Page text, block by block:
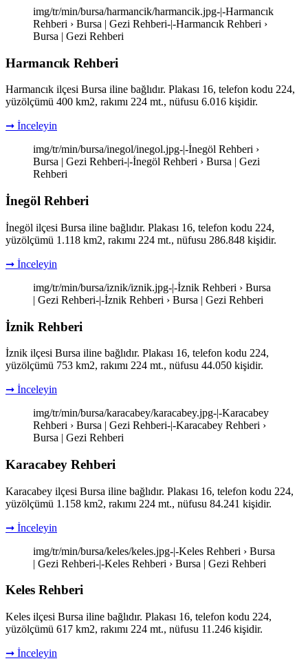
img/tr/min/bursa/harmancik/harmancik.jpg-|-Harmancık
Rehberi › Bursa | Gezi Rehberi-|-Harmancık Rehberi ›
Bursa | Gezi Rehberi
Harmancık Rehberi
Harmancık ilçesi Bursa iline bağlıdır. Plakası 16, telefon kodu 224,
yüzölçümü 400 km2, rakımı 224 mt., nüfusu 6.016 kişidir.
➞ İnceleyin
img/tr/min/bursa/inegol/inegol.jpg-|-İnegöl Rehberi ›
Bursa | Gezi Rehberi-|-İnegöl Rehberi › Bursa | Gezi
Rehberi
İnegöl Rehberi
İnegöl ilçesi Bursa iline bağlıdır. Plakası 16, telefon kodu 224,
yüzölçümü 1.118 km2, rakımı 224 mt., nüfusu 286.848 kişidir.
➞ İnceleyin
img/tr/min/bursa/iznik/iznik.jpg-|-İznik Rehberi › Bursa
| Gezi Rehberi-|-İznik Rehberi › Bursa | Gezi Rehberi
İznik Rehberi
İznik ilçesi Bursa iline bağlıdır. Plakası 16, telefon kodu 224,
yüzölçümü 753 km2, rakımı 224 mt., nüfusu 44.050 kişidir.
➞ İnceleyin
img/tr/min/bursa/karacabey/karacabey.jpg-|-Karacabey
Rehberi › Bursa | Gezi Rehberi-|-Karacabey Rehberi ›
Bursa | Gezi Rehberi
Karacabey Rehberi
Karacabey ilçesi Bursa iline bağlıdır. Plakası 16, telefon kodu 224,
yüzölçümü 1.158 km2, rakımı 224 mt., nüfusu 84.241 kişidir.
➞ İnceleyin
img/tr/min/bursa/keles/keles.jpg-|-Keles Rehberi › Bursa
| Gezi Rehberi-|-Keles Rehberi › Bursa | Gezi Rehberi
Keles Rehberi
Keles ilçesi Bursa iline bağlıdır. Plakası 16, telefon kodu 224,
yüzölçümü 617 km2, rakımı 224 mt., nüfusu 11.246 kişidir.
➞ İnceleyin